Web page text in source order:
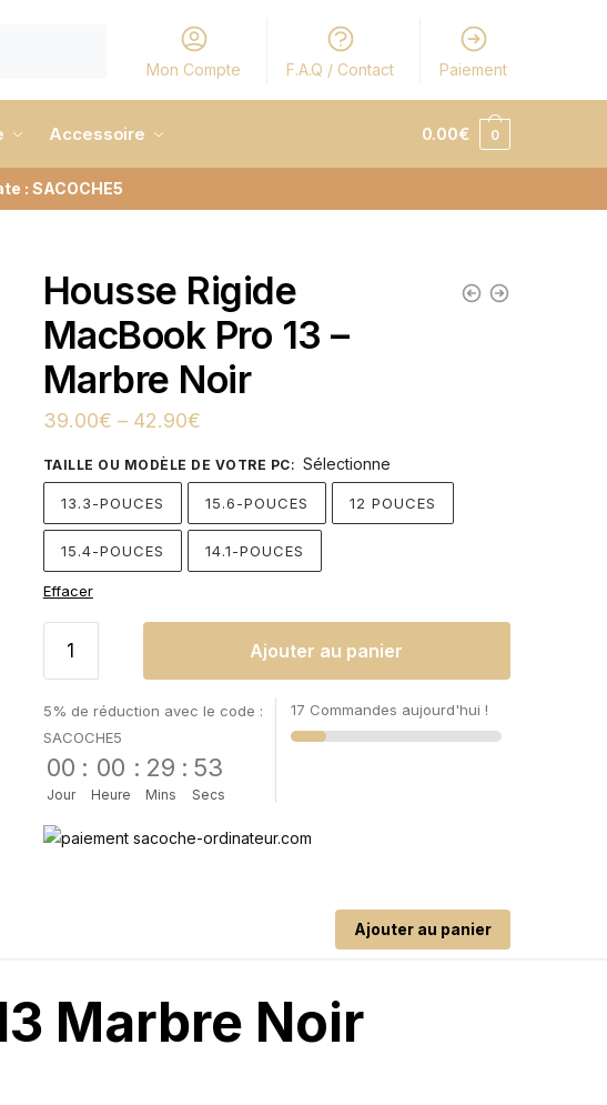
Mon Compte F.A.Q / Contact Paiement
Accessoire 0.00€ 0
: SACOCHE5
Housse Rigide
MacBook Pro 13 –
Marbre Noir
39.00€ – 42.90€
TAILLE OU MODÈLE DE VOTRE PC: Sélectionne
13.3-POUCES 15.6-POUCES 12 POUCES
15.4-POUCES 14.1-POUCES
Effacer
Ajouter au panier
5% de réduction avec le code :
SACOCHE5
00
Jour
: 00
Heure
: 29
Mins
: 52
Secs
17 Commandes aujourd'hui !
Ajouter au panier
Marbre Noir